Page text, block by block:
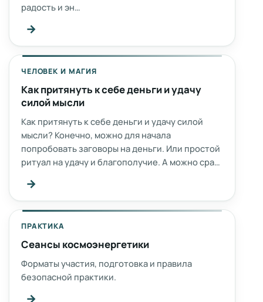
радость и эн…
→
ЧЕЛОВЕК И МАГИЯ
Как притянуть к себе деньги и удачу
силой мысли
Как притянуть к себе деньги и удачу силой
мысли? Конечно, можно для начала
попробовать заговоры на деньги. Или простой
ритуал на удачу и благополучие. А можно сра…
→
ПРАКТИКА
Сеансы космоэнергетики
Форматы участия, подготовка и правила
безопасной практики.
→